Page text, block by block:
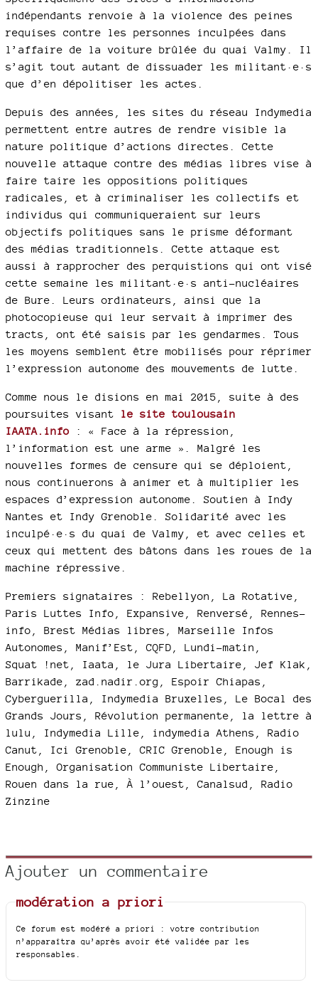
indépendants renvoie à la violence des peines
requises contre les personnes inculpées dans
l’affaire de la voiture brûlée du quai Valmy. Il
s’agit tout autant de dissuader les militant·e·s
que d’en dépolitiser les actes.
Depuis des années, les sites du réseau Indymedia
permettent entre autres de rendre visible la
nature politique d’actions directes. Cette
nouvelle attaque contre des médias libres vise à
faire taire les oppositions politiques
radicales, et à criminaliser les collectifs et
individus qui communiqueraient sur leurs
objectifs politiques sans le prisme déformant
des médias traditionnels. Cette attaque est
aussi à rapprocher des perquistions qui ont visé
cette semaine les militant·e·s anti-nucléaires
de Bure. Leurs ordinateurs, ainsi que la
photocopieuse qui leur servait à imprimer des
tracts, ont été saisis par les gendarmes. Tous
les moyens semblent être mobilisés pour réprimer
l’expression autonome des mouvements de lutte.
Comme nous le disions en mai 2015, suite à des
poursuites visant le site toulousain
IAATA.info : « Face à la répression,
l’information est une arme ». Malgré les
nouvelles formes de censure qui se déploient,
nous continuerons à animer et à multiplier les
espaces d’expression autonome. Soutien à Indy
Nantes et Indy Grenoble. Solidarité avec les
inculpé·e·s du quai de Valmy, et avec celles et
ceux qui mettent des bâtons dans les roues de la
machine répressive.
Premiers signataires : Rebellyon, La Rotative,
Paris Luttes Info, Expansive, Renversé, Rennes-
info, Brest Médias libres, Marseille Infos
Autonomes, Manif’Est, CQFD, Lundi-matin,
Squat !net, Iaata, le Jura Libertaire, Jef Klak,
Barrikade, zad.nadir.org, Espoir Chiapas,
Cyberguerilla, Indymedia Bruxelles, Le Bocal des
Grands Jours, Révolution permanente, la lettre à
lulu, Indymedia Lille, indymedia Athens, Radio
Canut, Ici Grenoble, CRIC Grenoble, Enough is
Enough, Organisation Communiste Libertaire,
Rouen dans la rue, À l’ouest, Canalsud, Radio
Zinzine
Ajouter un commentaire
modération a priori
Ce forum est modéré a priori : votre contribution
n’apparaîtra qu’après avoir été validée par les
responsables.